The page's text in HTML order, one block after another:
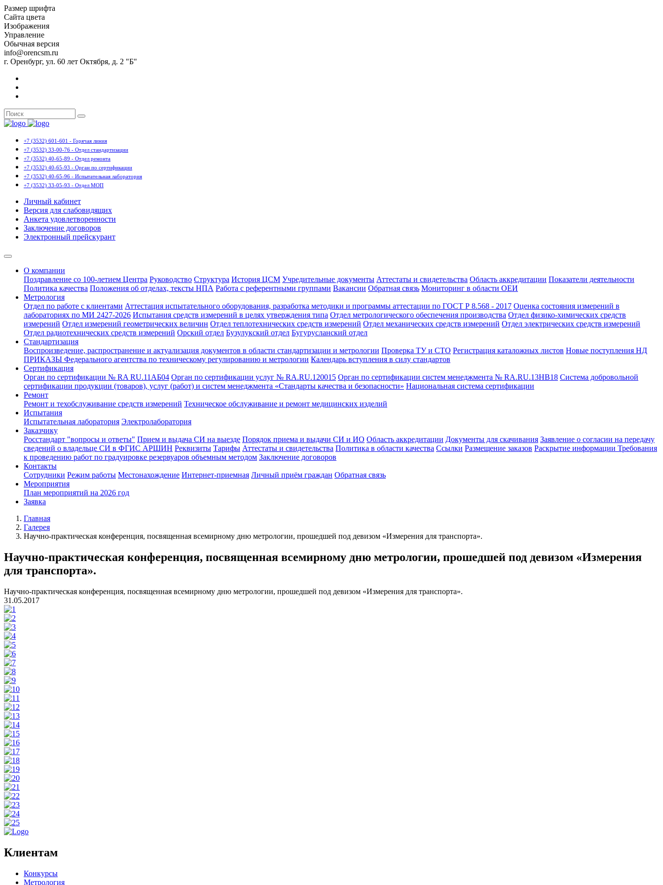
Размер шрифта
Сайта цвета
Изображения
Управление
Обычная версия
info@orencsm.ru
г. Оренбург, ул. 60 лет Октября, д. 2 "Б"
+7 (3532) 601-601 - Горячая линия
+7 (3532) 33-00-76 - Отдел стандартизации
+7 (3532) 40-65-89 - Отдел ремонта
+7 (3532) 40-65-93 - Орган по сертификации
+7 (3532) 40-65-96 - Испытательная лаборатория
+7 (3532) 33-05-93 - Отдел МОП
Личный кабинет
Версия для слабовидящих
Анкета удовлетворенности
Заключение договоров
Электронный прейскурант
О компании
Поздравление со 100-летием Центра Руководство Структура История ЦСМ Учредительные документы Аттестаты и свидетельства Область аккредитации Показатели деятельности
Политика качества Положения об отделах, тексты НПА Работа с референтными группами Вакансии Обратная связь Мониторинг в области ОЕИ
Метрология
Отдел по работе с клиентами Аттестация испытательного оборудования, разработка методики и программы аттестации по ГОСТ Р 8.568 - 2017 Оценка состояния измерений в
лабораториях по МИ 2427-2026 Испытания средств измерений в целях утверждения типа Отдел метрологического обеспечения производства Отдел физико-химических средств
измерений Отдел измерений геометрических величин Отдел теплотехнических средств измерений Отдел механических средств измерений Отдел электрических средств измерений
Отдел радиотехнических средств измерений Орский отдел Бузулукский отдел Бугурусланский отдел
Стандартизация
Воспроизведение, распространение и актуализация документов в области стандартизации и метрологии Проверка ТУ и СТО Регистрация каталожных листов Новые поступления НД
ПРИКАЗЫ Федерального агентства по техническому регулированию и метрологии Календарь вступления в силу стандартов
Сертификация
Орган по сертификации № RA RU.11АБ04 Орган по сертификации услуг № RA.RU.120015 Орган по сертификации систем менеджмента № RA.RU.13HB18 Система добровольной
сертификации продукции (товаров), услуг (работ) и систем менеджмента «Стандарты качества и безопасности» Национальная система сертификации
Ремонт
Ремонт и техобслуживание средств измерений Техническое обслуживание и ремонт медицинских изделий
Испытания
Испытательная лаборатория Электролаборатория
Заказчику
Росстандарт "вопросы и ответы" Прием и выдача СИ на выезде Порядок приема и выдачи СИ и ИО Область аккредитации Документы для скачивания Заявление о согласии на передачу
сведений о владельце СИ в ФГИС АРШИН Реквизиты Тарифы Аттестаты и свидетельства Политика в области качества Ссылки Размещение заказов Раскрытие информации Требования
к проведению работ по градуировке резервуаров объемным методом Заключение договоров
Контакты
Сотрудники Режим работы Местонахождение Интернет-приемная Личный приём граждан Обратная связь
Мероприятия
План мероприятий на 2026 год
Заявка
Главная
Галерея
Научно-практическая конференция, посвященная всемирному дню метрологии, прошедшей под девизом «Измерения для транспорта».
Научно-практическая конференция, посвященная всемирному дню метрологии, прошедшей под девизом «Измерения
для транспорта».
Научно-практическая конференция, посвященная всемирному дню метрологии, прошедшей под девизом «Измерения для транспорта».
31.05.2017
Клиентам
Конкурсы
Метрология